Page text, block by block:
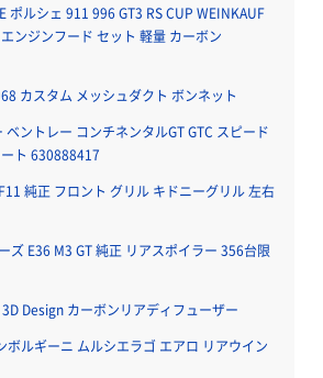
ポルシェ 911 996 GT3 RS CUP WEINKAUF
ンジンフード セット 軽量 カーボン
カスタム メッシュダクト ボンネット
ベントレー コンチネンタルGT GTC スピード
ト 630888417
純正 フロント グリル キドニーグリル 左右
ズ E36 M3 GT 純正 リアスポイラー 356台限
Design カーボンリアディフューザー
ボルギーニ ムルシエラゴ エアロ リアウイン